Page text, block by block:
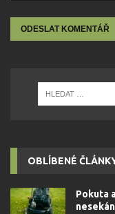
OBLÍBENÉ
Pokuta